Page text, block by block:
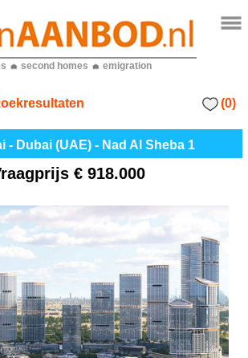
second homes emigration
(0)
- Dubai (UAE) - Nad Al Sheba 1
€ 918.000